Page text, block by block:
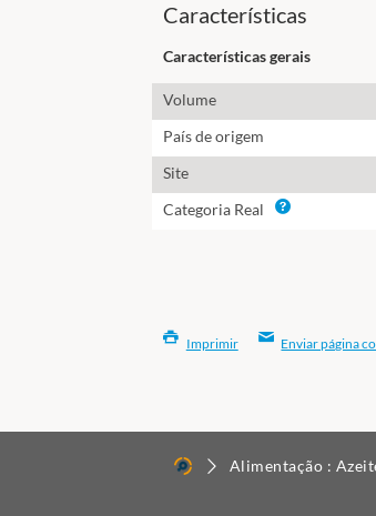
Características
Características gerais
Volume
País de origem
Site
Categoria Real
Info
Imprimir Enviar página
Alimentação :